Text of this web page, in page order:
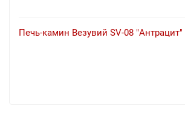
Печь-камин Везувий SV-08 "Антрацит"